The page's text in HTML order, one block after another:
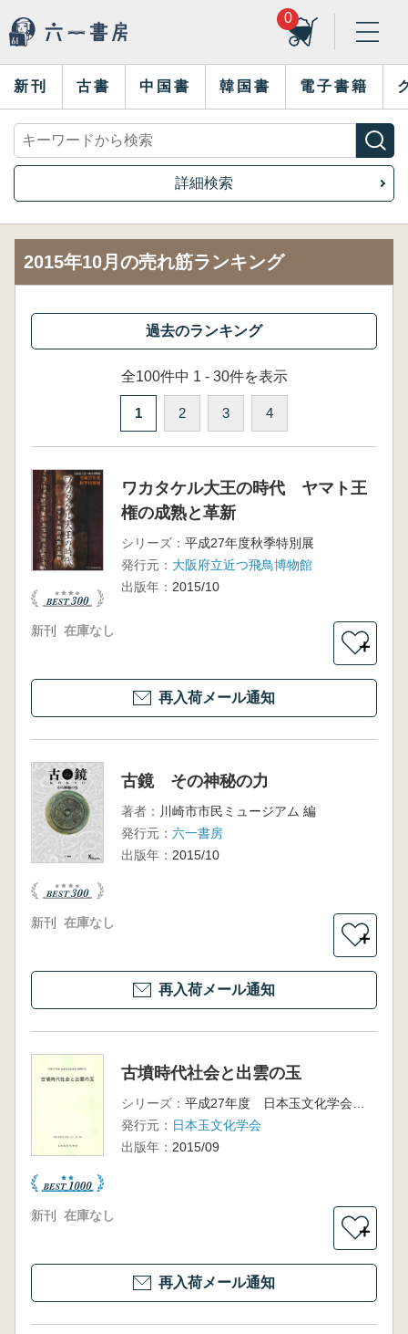
0
新刊 古書 中国書 韓国書 電子書籍
詳細検索
2015年10月の売れ筋ランキング
全100件中 1 - 30件を表示
1 2 3 4
ワカタケル大王の時代 ヤマト王
権の成熟と革新
シリーズ： 平成27年度秋季特別展
発行元： 大阪府立近つ飛鳥博物館
出版年： 2015/10
新刊 在庫なし
＋
再入荷メール通知
古鏡 その神秘の力
著者： 川崎市市民ミュージアム 編
発行元： 六一書房
出版年： 2015/10
新刊 在庫なし
＋
再入荷メール通知
古墳時代社会と出雲の玉
シリーズ：
平成27年度 日本玉文化学会 島根大会
発行元： 日本玉文化学会
出版年： 2015/09
新刊 在庫なし
＋
再入荷メール通知